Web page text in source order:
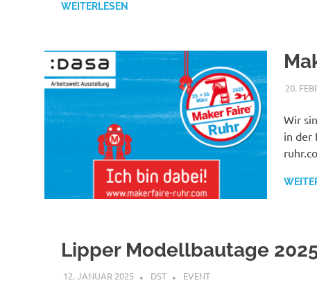
WEITERLESEN
20.
Wir
in der
Lipper Modellbautage
12. JANUAR 2025 DST EVENT